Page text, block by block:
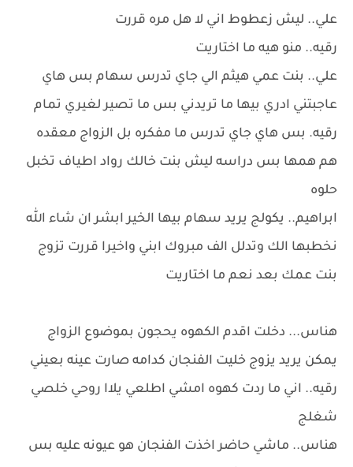
علي.. ليش زعطوط اني لا هل مره قررت
رقيه.. منو هيه ما اختاريت
علي.. بنت عمي هيثم الي جاي تدرس سهام بس هاي
عاجبتني ادري بيها ما تريدني بس ما تصير لغيري تمام
رقيه. بس هاي جاي تدرس ما مفكره بل الزواج معقده
هم همها بس دراسه ليش بنت خالك رواد اطياف تخبل
حلوه
ابراهيم.. يكولج يريد سهام بيها الخير ابشر ان شاء الله
نخطبها الك وتدلل الف مبروك ابني واخيرا قررت تزوج
بنت عمك بعد نعم ما اختاريت
هناس... دخلت اقدم الكهوه يحجون بموضوع الزواج
يمكن يريد يزوج خليت الفنجان كدامه صارت عينه بعيني
رقيه.. اني ما ردت كهوه امشي اطلعي يلاا روحي خلصي
شغلج
هناس.. ماشي حاضر اخذت الفنجان هو عيونه عليه بس